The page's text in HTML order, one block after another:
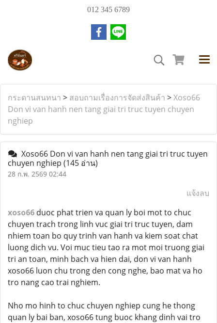
012 345 6789
กระดานสนทนา > สอบถามเรื่องการจัดส่งสินค้า >Xoso66
Don vi van hanh nen tang giai tri truc tuyen chuyen
nghiep
Xoso66 Don vi van hanh nen tang giai tri truc tuyen
chuyen nghiep (145 อ่าน)
28 ก.พ. 2569 02:44
แจ้งลบ
xoso66 duoc phat trien va quan ly boi mot to chuc
chuyen trach trong linh vuc giai tri truc tuyen, dam
nhiem toan bo quy trinh van hanh va kiem soat chat
luong dich vu. Voi muc tieu tao ra mot moi truong giai
tri an toan, minh bach va hien dai, don vi van hanh
xoso66 luon chu trong den cong nghe, bao mat va ho
tro nang cao trai nghiem.
Nho mo hinh to chuc chuyen nghiep cung he thong
quan ly bai ban, xoso66 tung buoc khang dinh vai tro